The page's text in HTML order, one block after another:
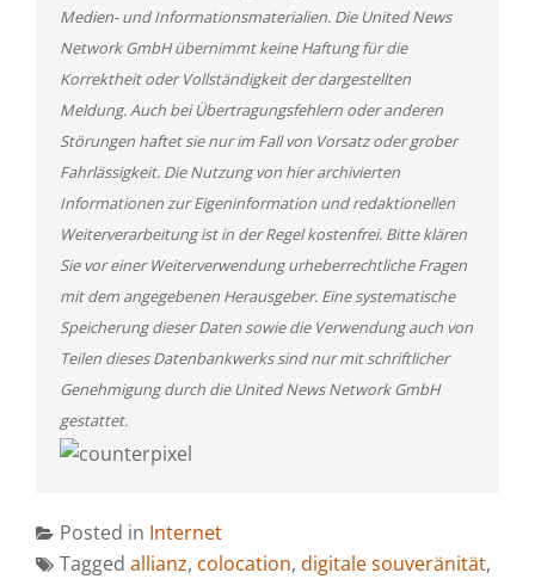
Medien- und Informationsmaterialien. Die United News
Network GmbH übernimmt keine Haftung für die
Korrektheit oder Vollständigkeit der dargestellten
Meldung. Auch bei Übertragungsfehlern oder anderen
Störungen haftet sie nur im Fall von Vorsatz oder grober
Fahrlässigkeit. Die Nutzung von hier archivierten
Informationen zur Eigeninformation und redaktionellen
Weiterverarbeitung ist in der Regel kostenfrei. Bitte klären
Sie vor einer Weiterverwendung urheberrechtliche Fragen
mit dem angegebenen Herausgeber. Eine systematische
Speicherung dieser Daten sowie die Verwendung auch von
Teilen dieses Datenbankwerks sind nur mit schriftlicher
Genehmigung durch die United News Network GmbH
gestattet.
Posted in Internet
Tagged allianz, colocation, digitale souveränität,